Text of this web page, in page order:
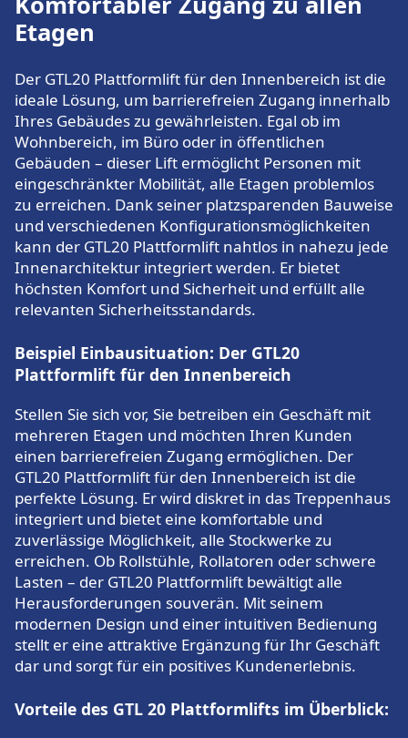
Etagen
Der GTL20 Plattformlift für den Innenbereich ist die
ideale Lösung, um barrierefreien Zugang innerhalb
Ihres Gebäudes zu gewährleisten. Egal ob im
Wohnbereich, im Büro oder in öffentlichen
Gebäuden – dieser Lift ermöglicht Personen mit
eingeschränkter Mobilität, alle Etagen problemlos
zu erreichen. Dank seiner platzsparenden Bauweise
und verschiedenen Konfigurationsmöglichkeiten
kann der GTL20 Plattformlift nahtlos in nahezu jede
Innenarchitektur integriert werden. Er bietet
höchsten Komfort und Sicherheit und erfüllt alle
relevanten Sicherheitsstandards.
Beispiel Einbausituation: Der GTL20
Plattformlift für den Innenbereich
Stellen Sie sich vor, Sie betreiben ein Geschäft mit
mehreren Etagen und möchten Ihren Kunden
einen barrierefreien Zugang ermöglichen. Der
GTL20 Plattformlift für den Innenbereich ist die
perfekte Lösung. Er wird diskret in das Treppenhaus
integriert und bietet eine komfortable und
zuverlässige Möglichkeit, alle Stockwerke zu
erreichen. Ob Rollstühle, Rollatoren oder schwere
Lasten – der GTL20 Plattformlift bewältigt alle
Herausforderungen souverän. Mit seinem
modernen Design und einer intuitiven Bedienung
stellt er eine attraktive Ergänzung für Ihr Geschäft
dar und sorgt für ein positives Kundenerlebnis.
Vorteile des GTL 20 Plattformlifts im Überblick: